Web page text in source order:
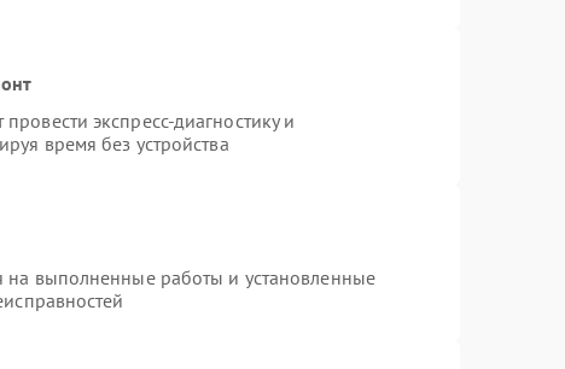
экспресс-диагностику и
время без устройства
на выполненные работы и установленные